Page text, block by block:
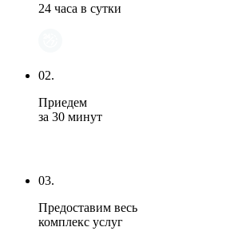
24 часа в сутки
02.
Приедем
за 30 минут
03.
Предоставим весь
комплекс услуг